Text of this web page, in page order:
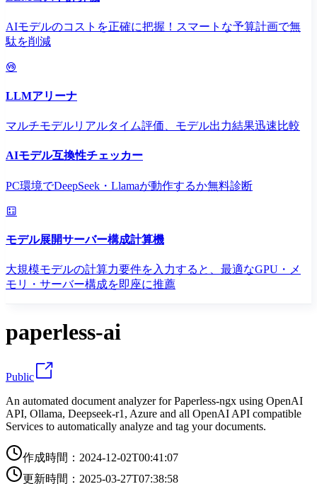
AIモデルのコストを正確に把握！スマートな予算計画で無
駄を削減
LLMアリーナ
マルチモデルリアルタイム評価、モデル出力結果迅速比較
AIモデル互換性チェッカー
PC環境でDeepSeek・Llamaが動作するか無料診断
モデル展開サーバー構成計算機
大規模モデルの計算力要件を入力すると、最適なGPU・メ
モリ・サーバー構成を即座に推薦
paperless-ai
Public
An automated document analyzer for Paperless-ngx using OpenAI
API, Ollama, Deepseek-r1, Azure and all OpenAI API compatible
Services to automatically analyze and tag your documents.
作成時間 ： 2024-12-02T00:41:07
更新時間 ： 2025-03-27T07:38:58